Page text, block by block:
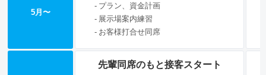
5月〜
プラン、資金計画
展示場案内練習
お客様打合せ同席
先輩同席のもと接客スタート